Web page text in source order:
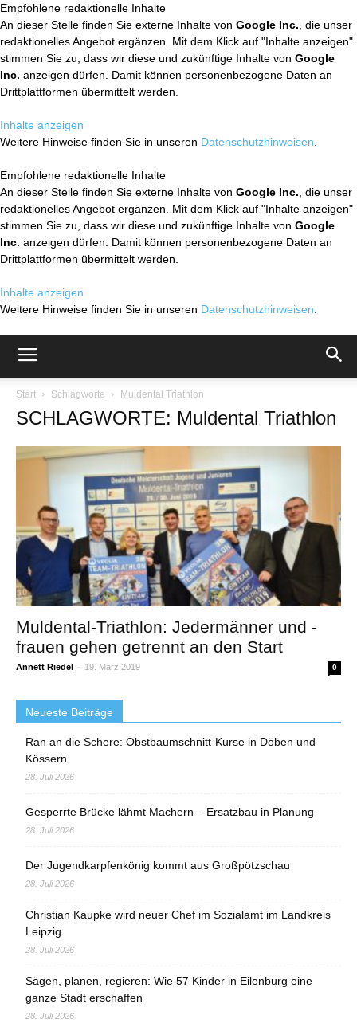
Empfohlene redaktionelle Inhalte
An dieser Stelle finden Sie externe Inhalte von Google Inc. , die unser
redaktionelles Angebot ergänzen. Mit dem Klick auf "Inhalte anzeigen"
stimmen Sie zu, dass wir diese und zukünftige Inhalte von Google
Inc. anzeigen dürfen. Damit können personenbezogene Daten an
Drittplattformen übermittelt werden.
Inhalte anzeigen
Weitere Hinweise finden Sie in unseren Datenschutzhinweisen
Empfohlene redaktionelle Inhalte
An dieser Stelle finden Sie externe Inhalte von Google Inc. , die unser
redaktionelles Angebot ergänzen. Mit dem Klick auf "Inhalte anzeigen"
stimmen Sie zu, dass wir diese und zukünftige Inhalte von Google
Inc. anzeigen dürfen. Damit können personenbezogene Daten an
Drittplattformen übermittelt werden.
Inhalte anzeigen
Weitere Hinweise finden Sie in unseren Datenschutzhinweisen
Start Schlagworte Muldental Triathlon
SCHLAGWORTE: Muldental Triathlon
Muldental-Triathlon: Jedermänner und -
frauen gehen getrennt an den Start
Annett Riedel - 19. März 2019 0
Neueste Beiträge
Ran an die Schere: Obstbaumschnitt-Kurse in Döben und
Kössern
28. Juli 2026
Gesperrte Brücke lähmt Machern – Ersatzbau in Planung
28. Juli 2026
Der Jugendkarpfenkönig kommt aus Großpötzschau
28. Juli 2026
Christian Kaupke wird neuer Chef im Sozialamt im Landkreis
Leipzig
28. Juli 2026
Sägen, planen, regieren: Wie 57 Kinder in Eilenburg eine
ganze Stadt erschaffen
28. Juli 2026